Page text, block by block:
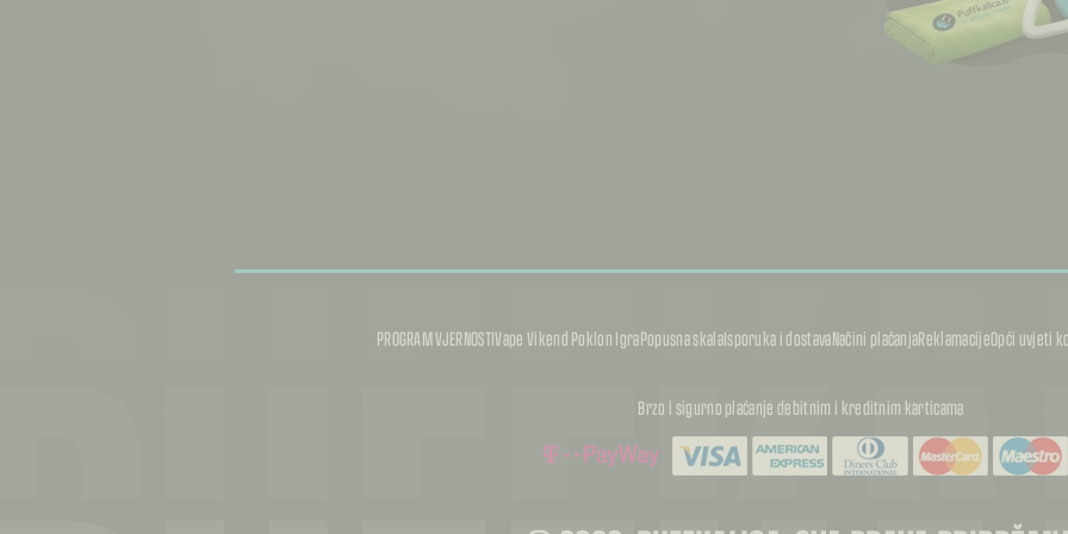
PROGRAM VJERNOSTIVape Vikend Poklon IgraPopusna skalaIsporuka i dostavaNačini plaćanjaReklamacijeOpći uvjeti
Brzo i sigurno plaćanje debitnim i kreditnim karticama